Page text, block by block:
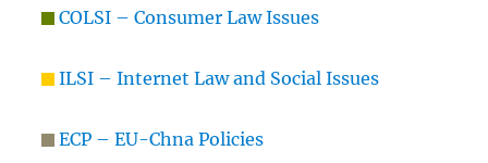
COLSI – Consumer Law Issues
ILSI – Internet Law and Social Issues
ECP – EU-Chna Policies